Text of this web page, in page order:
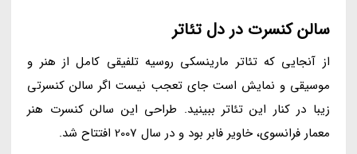
سالن کنسرت در دل تئاتر
از آنجایی که تئاتر مارینسکی روسیه تلفیقی کامل از هنر و
موسیقی و نمایش است جای تعجب نیست اگر سالن کنسرتی
زیبا در کنار این تئاتر ببینید. طراحی این سالن کنسرت هنر
معمار فرانسوی، خاویر فابر بود و در سال 2007 افتتاح شد.